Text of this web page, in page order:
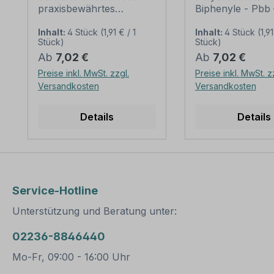
praxisbewährtes
sind Sicherheitszeichen,
die vor einer Gefahrstelle
oder Gefahrensituation
warnen. Sie weisen
darauf hin, dass eine
erhöhte Aufmerksamkeit
Gefährdung von
Merkmale
des Warnzeichens Cadmi
gelb, Rand und Symbol
oder praxisbewährt
Folie PVC -
Hartschaum 3 mm
Aluminium 2 mm
Inhalt: 4 Stück (1,91 € / 1
Stück)
Regulärer Preis:
Ab 7,02 €
Preise inkl. MwSt. zzgl.
Versandkosten
Details
Biphenyle - Pbb
praxisbewährtes
Zeichen.
sind
die vor einer
oder
warnen. Sie
erhöhte
Gefährdung von
Personen
romierte
Ausführung:
gelb, Rand und
schwarz Norm:
Inhalt: 4 Stück
Stück)
Regulärer Preis:
Ab 7,02 €
Preise inkl. MwSt.
Versandkosten
Details
Service-Hotline
Unterstützung und Beratung unter:
02236-8846440
Mo-Fr, 09:00 - 16:00 Uhr